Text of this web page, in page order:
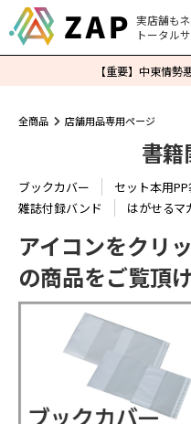
実店舗も
トータル
【重要】中東情
全商品 店舗用品専用ページ
書籍
ブックカバー セット本用
雑誌付録バンド
はがせるマ
アイコンをクリ
の商品をご覧頂